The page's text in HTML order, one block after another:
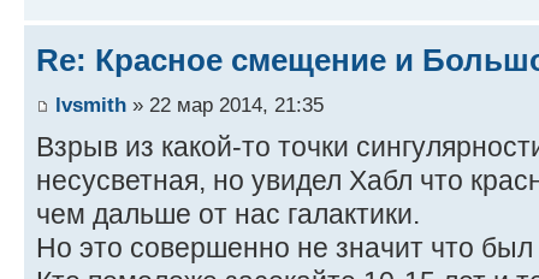
Re: Красное смещение и
lvsmith » 22 мар 2014, 21:35
Взрыв из какой-то точки
несусветная, но увидел Хабл что
чем дальше от нас галактики.
Но это совершенно не значит что был